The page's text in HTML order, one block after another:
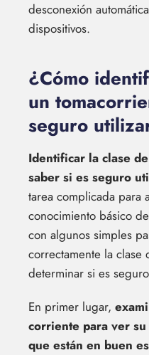
desconexión
dispositivos.
¿Cómo
un
seguro
Identificar la clase
saber si es seguro
tarea complicada para
conocimiento básico
con algunos simples
correctamente la clase
determinar si es
En primer lugar,
corriente para ver
que están en buen